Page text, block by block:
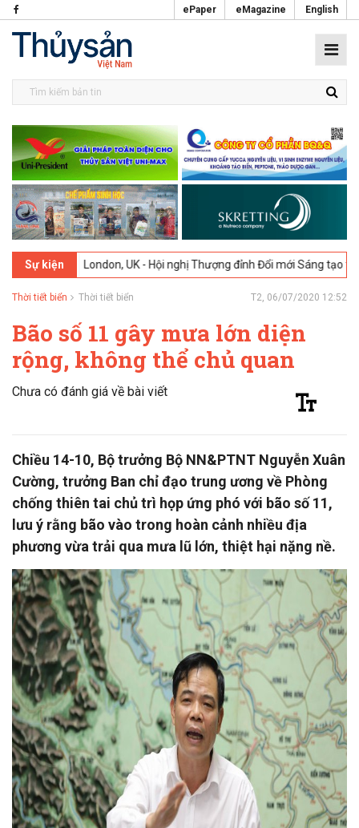
ePaper eMagazine English
Sự kiện
London, UK - Hội nghị Thượng đỉnh Đổi mới Sáng tạo trong Ngành
Thời tiết biển Thời tiết biển T2, 06/07/2020 12:52
Bão số 11 gây mưa lớn diện
rộng, không thể chủ quan
Chưa có đánh giá về bài viết
Chiều 14-10, Bộ trưởng Bộ NN&PTNT Nguyễn Xuân
Cường, trưởng Ban chỉ đạo trung ương về Phòng
chống thiên tai chủ trì họp ứng phó với bão số 11,
lưu ý rằng bão vào trong hoàn cảnh nhiều địa
phương vừa trải qua mưa lũ lớn, thiệt hại nặng nề.